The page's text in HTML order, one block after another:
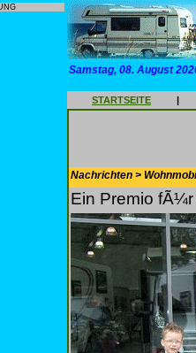
Samstag, 08. August
STARTSEITE |
Nachrichten >
Ein Premio